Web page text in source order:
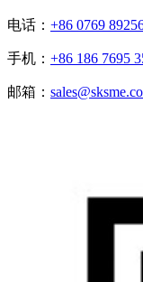
电话： +86 0769
手机： +86 186 7695
邮箱：